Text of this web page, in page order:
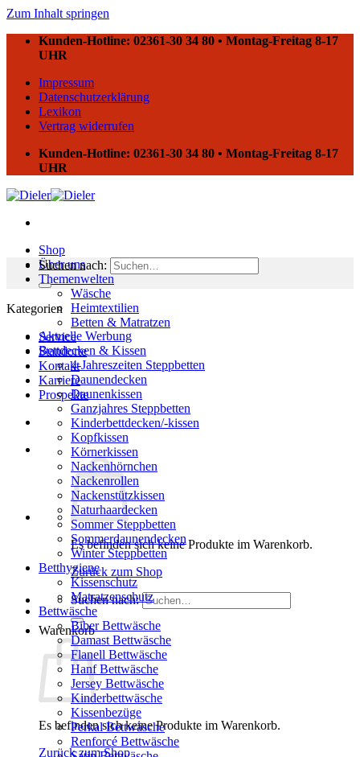
Zum Inhalt springen
Kunden-Hotline: 02361-30 34 80 • Montag-Freitag 8-17
UHR
Impressum
Datenschutzerklärung
Lexikon
Vertrag widerrufen
Kunden-Hotline: 02361-30 34 80 • Montag-Freitag 8-17
UHR
Shop
Über uns
Themenwelten
Wäsche
Heimtextilien
Betten & Matratzen
Service
Standorte
Kontakt
Karriere
Prospekte
Es befinden sich keine Produkte im Warenkorb.
Zurück zum Shop
Suchen nach:
Warenkorb
Es befinden sich keine Produkte im Warenkorb.
Zurück zum Shop
Suchen nach:
Kategorien
Aktuelle Werbung
Bettdecken & Kissen
4-Jahreszeiten Steppbetten
Daunendecken
Daunenkissen
Ganzjahres Steppbetten
Kinderbettdecken/-kissen
Kopfkissen
Körnerkissen
Nackenhörnchen
Nackenrollen
Nackenstützkissen
Naturhaardecken
Sommer Steppbetten
Sommerdaunendecken
Winter Steppbetten
Betthygiene
Kissenschutz
Matratzenschutz
Bettwäsche
Biber Bettwäsche
Damast Bettwäsche
Flanell Bettwäsche
Hanf Bettwäsche
Jersey Bettwäsche
Kinderbettwäsche
Kissenbezüge
Perkal Bettwäsche
Renforcé Bettwäsche